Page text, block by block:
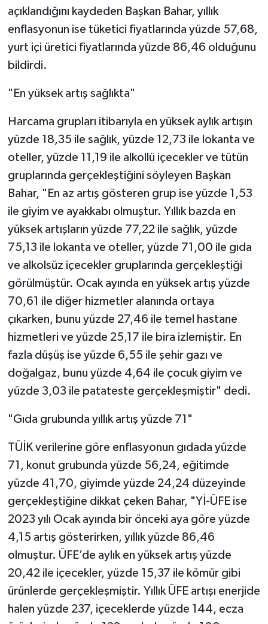
açıklandığını kaydeden Başkan Bahar, yıllık
enflasyonun ise tüketici fiyatlarında yüzde 57,68,
yurt içi üretici fiyatlarında yüzde 86,46 olduğunu
bildirdi.
"En yüksek artış sağlıkta"
Harcama grupları itibarıyla en yüksek aylık artışın
yüzde 18,35 ile sağlık, yüzde 12,73 ile lokanta ve
oteller, yüzde 11,19 ile alkollü içecekler ve tütün
gruplarında gerçekleştiğini söyleyen Başkan
Bahar, "En az artış gösteren grup ise yüzde 1,53
ile giyim ve ayakkabı olmuştur. Yıllık bazda en
yüksek artışların yüzde 77,22 ile sağlık, yüzde
75,13 ile lokanta ve oteller, yüzde 71,00 ile gıda
ve alkolsüz içecekler gruplarında gerçekleştiği
görülmüştür. Ocak ayında en yüksek artış yüzde
70,61 ile diğer hizmetler alanında ortaya
çıkarken, bunu yüzde 27,46 ile temel hastane
hizmetleri ve yüzde 25,17 ile bira izlemiştir. En
fazla düşüş ise yüzde 6,55 ile şehir gazı ve
doğalgaz, bunu yüzde 4,64 ile çocuk giyim ve
yüzde 3,03 ile patateste gerçekleşmiştir" dedi.
"Gıda grubunda yıllık artış yüzde 71"
TÜİK verilerine göre enflasyonun gıdada yüzde
71, konut grubunda yüzde 56,24, eğitimde
yüzde 41,70, giyimde yüzde 24,24 düzeyinde
gerçekleştiğine dikkat çeken Bahar, "Yİ-ÜFE ise
2023 yılı Ocak ayında bir önceki aya göre yüzde
4,15 artış gösterirken, yıllık yüzde 86,46
olmuştur. ÜFE’de aylık en yüksek artış yüzde
20,42 ile içecekler, yüzde 15,37 ile kömür gibi
ürünlerde gerçekleşmiştir. Yıllık ÜFE artışı enerjide
halen yüzde 237, içeceklerde yüzde 144, ecza